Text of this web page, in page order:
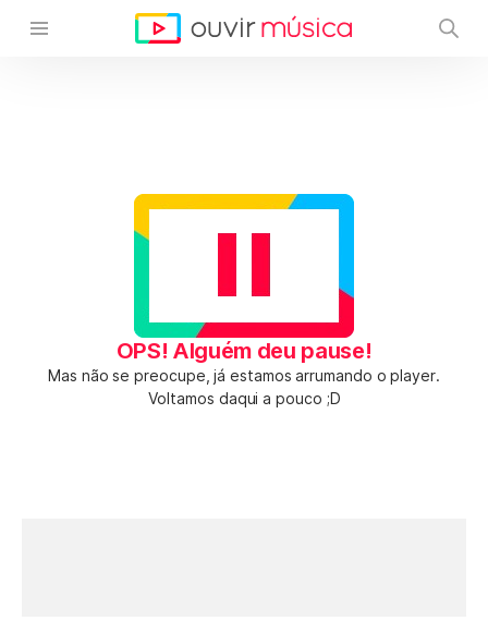
OPS! Alguém deu pause!
Mas não se preocupe, já estamos arrumando o player.
Voltamos daqui a pouco ;D